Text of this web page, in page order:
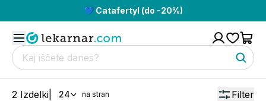
💙 Catafertyl (do -20%)
2 Izdelki 24 na stran Filter